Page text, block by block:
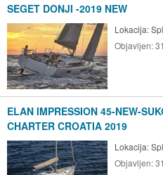
SEGET DONJI -2019 NEW
Lokacija:
Objavljen:
ELAN IMPRESSION 45-NEW-
CHARTER CROATIA 2019
Lokacija:
Objavljen: